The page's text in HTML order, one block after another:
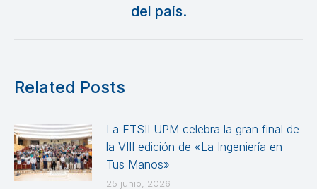
siguiente:
del país.
Related Posts
La ETSII UPM celebra la gran final de
la VIII edición de «La Ingeniería en
Tus Manos»
25 junio, 2026